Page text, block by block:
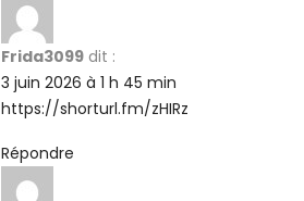
Frida3099 dit :
3 juin 2026 à 1 h 45 min
https://shorturl.fm/zHIRz
Répondre